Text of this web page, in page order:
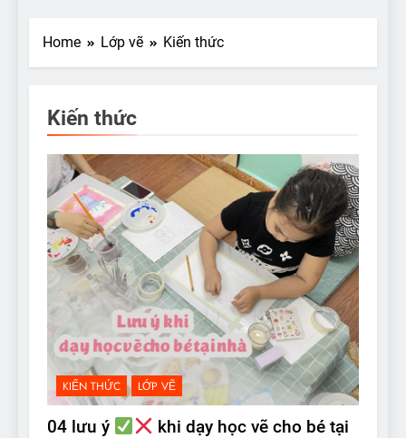
Home Lớp vẽ Kiến thức
Kiến thức
KIẾN THỨC LỚP VẼ
04 lưu ý
khi dạy học vẽ cho bé tại